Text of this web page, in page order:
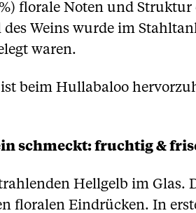
florale Noten und
des Weins wurde im
waren.
beim Hullabaloo
schmeckt: fruchtig &
Hellgelb im Glas.
floralen Eindrücken. In